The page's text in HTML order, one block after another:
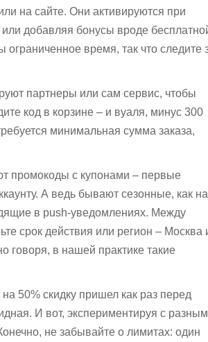
на сайте. Они активируются при
добавляя бонусы вроде
время, так что следите
партнеры или сам сервис, чтобы
код в корзине – и вуаля, минус 300
минимальная сумма заказа,
промокоды с купонами – первые
А ведь бывают сезонные, как на
в push-уведомлениях. Между
срок действия или регион – Москва
говоря, в нашей практике такие
50% скидку пришел как раз перед
И вот, экспериментируя с
не забывайте о лимитах: один